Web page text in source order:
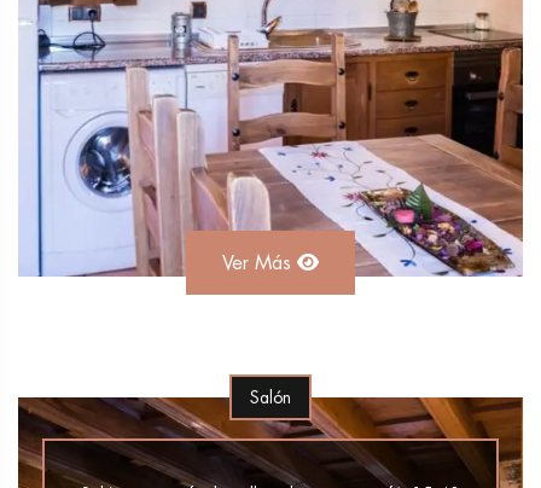
Ver Más
Salón